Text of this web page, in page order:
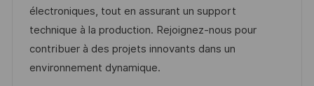
o
n
D
a
t
o
r
y
électroniques, tout en assurant un support
technique à la production. Rejoignez-nous pour
contribuer à des projets innovants dans un
environnement dynamique.